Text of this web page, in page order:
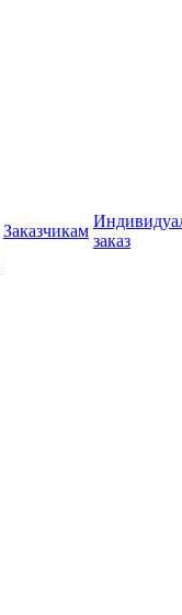
Заказчикам
заказ